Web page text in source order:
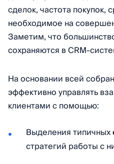
сделок, частота покупок,
необходимое на
Заметим, что
сохраняются в CRM-
На основании всей
эффективно управлять
клиентами с помощью:
Выделения типичных
стратегий работы с